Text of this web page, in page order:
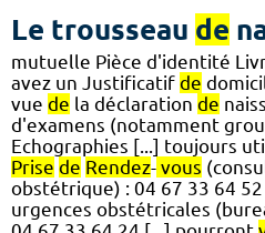
Le trousseau de
mutuelle Pièce d'identité
avez un Justificatif de
vue de la déclaration de
d'examens (notamment
Echographies [...] toujours
Prise de Rendez- vous
obstétrique) : 04 67 33 64 52
urgences obstétricales